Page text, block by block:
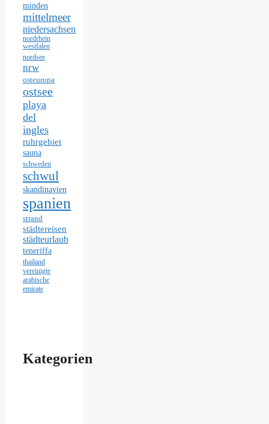
minden
mittelmeer
niedersachsen
nordrhein
westfalen
nordsee
nrw
osteuropa
ostsee
playa
del
ingles
ruhrgebiet
sauna
schweden
schwul
skandinavien
spanien
strand
städtereisen
städteurlaub
teneriffa
thailand
vereinigte
arabische
emirate
Kategorien